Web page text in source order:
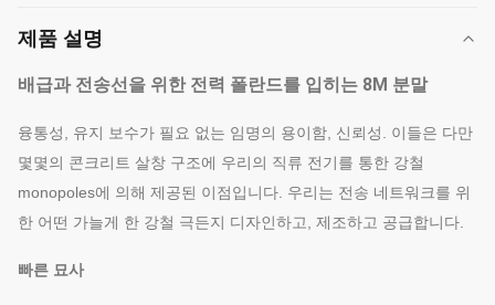
제품 설명
배급과 전송선을 위한 전력 폴란드를 입히는 8M 분말
융통성, 유지 보수가 필요 없는 임명의 용이함, 신뢰성. 이들은 다만
몇몇의 콘크리트 살창 구조에 우리의 직류 전기를 통한 강철
monopoles에 의해 제공된 이점입니다. 우리는 전송 네트워크를 위
한 어떤 가늘게 한 강철 극든지 디자인하고, 제조하고 공급합니다.
빠른 묘사